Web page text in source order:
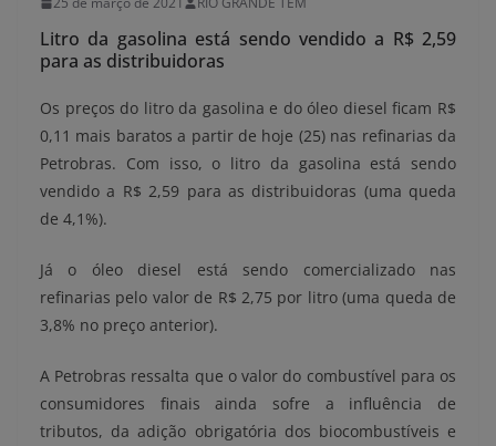
Litro da gasolina está sendo vendido a R$ 2,59
para as distribuidoras
Os preços do litro da gasolina e do óleo diesel ficam R$
0,11 mais baratos a partir de hoje (25) nas refinarias da
Petrobras. Com isso, o litro da gasolina está sendo
vendido a R$ 2,59 para as distribuidoras (uma queda
de 4,1%).
Já o óleo diesel está sendo comercializado nas
refinarias pelo valor de R$ 2,75 por litro (uma queda de
3,8% no preço anterior).
A Petrobras ressalta que o valor do combustível para os
consumidores finais ainda sofre a influência de
tributos, da adição obrigatória dos biocombustíveis e